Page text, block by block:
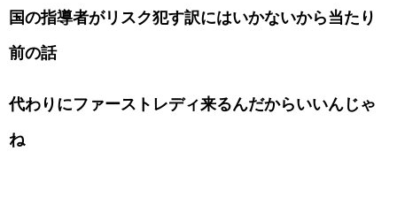
国の指導者がリスク犯す訳にはいかないから当たり
前の話
代わりにファーストレディ来るんだからいいんじゃ
ね